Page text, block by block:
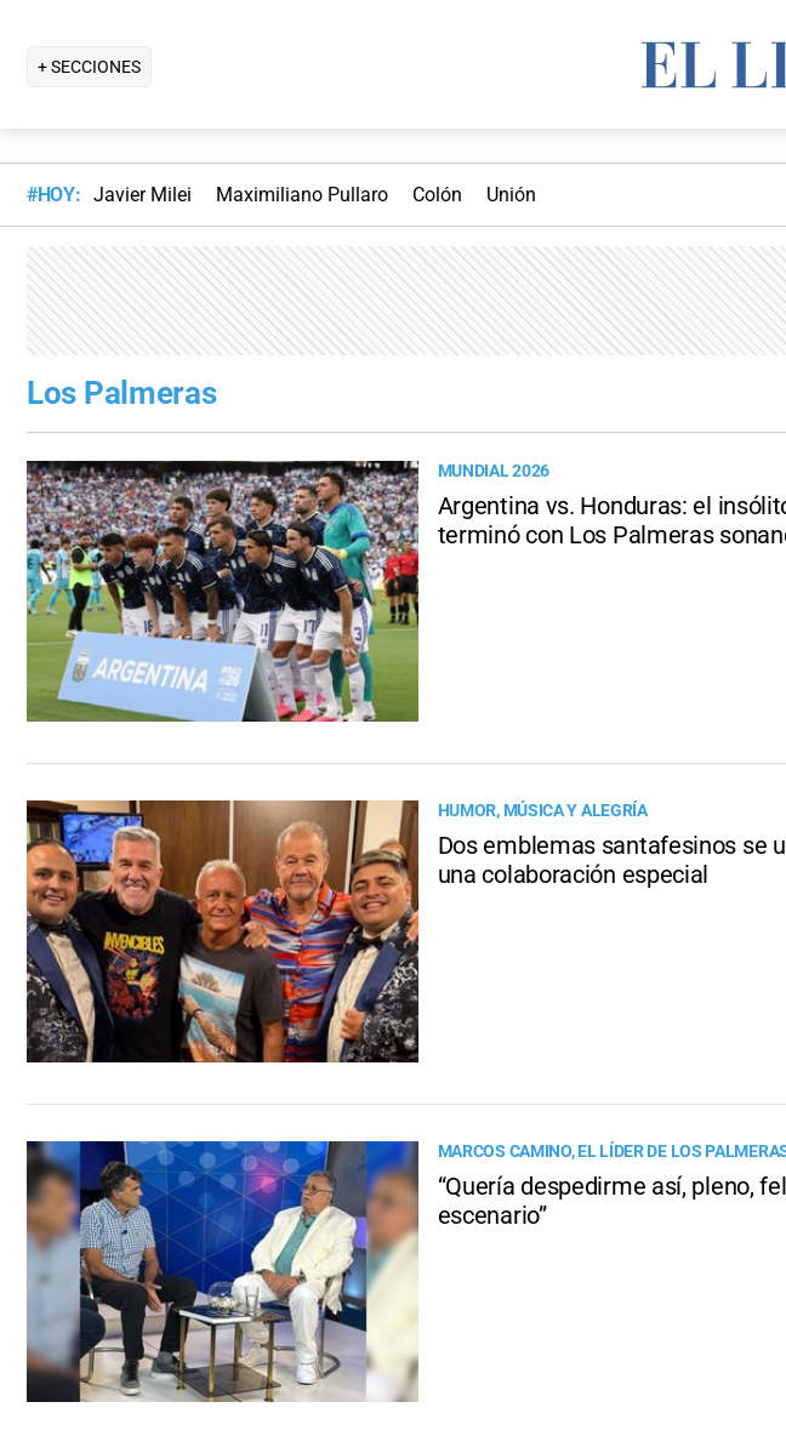
+ SECCIONES
#HOY: Javier Milei Maximiliano Pullaro Colón Unión
Los Palmeras
MUNDIAL 2026
Argentina vs. Honduras: el
terminó con Los Palmeras
HUMOR, MÚSICA Y ALEGRÍA
Dos emblemas santafesinos se
una colaboración especial
MARCOS CAMINO, EL LÍDER DE LOS
“Quería despedirme así, pleno,
escenario”